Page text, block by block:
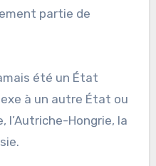
partie de
été un État
à un autre État ou
l’Autriche-Hongrie, la